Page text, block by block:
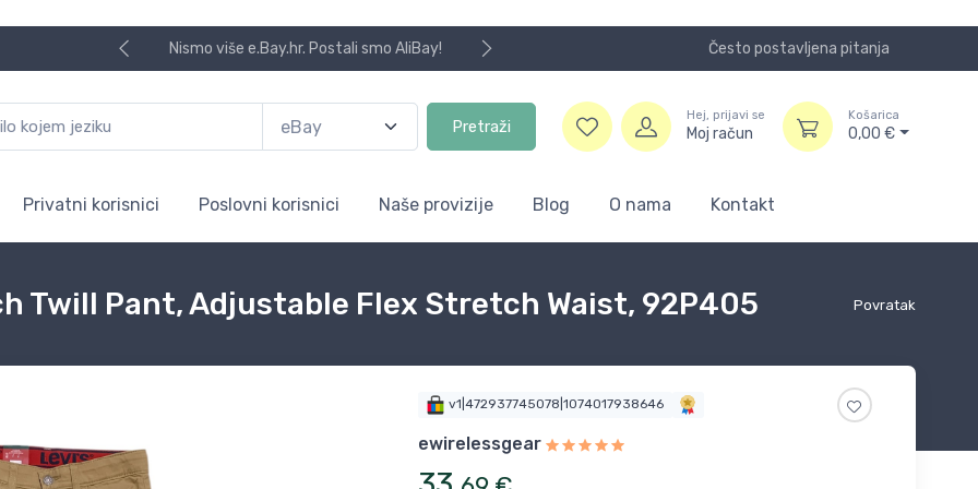
Nismo više e.Bay.hr. Postali smo AliBay! Često postavljena pitanja
Pretraži
Hej, prijavi se
Moj račun
Košarica
0,00 €
Privatni korisnici Poslovni korisnici Naše provizije Blog O nama Kontakt
Povratak
Twill Pant, Adjustable Flex Stretch Waist, 92P405
v1|472937745078|1074017938646
ewirelessgear